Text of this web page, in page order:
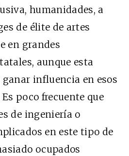
humanidades, a
de élite de artes
en grandes
aunque esta
influencia en esos
poco frecuente que
de ingeniería o
en este tipo de
ocupados